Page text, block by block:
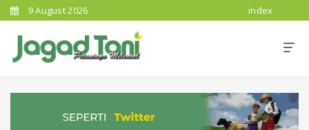
9 August 2026 index